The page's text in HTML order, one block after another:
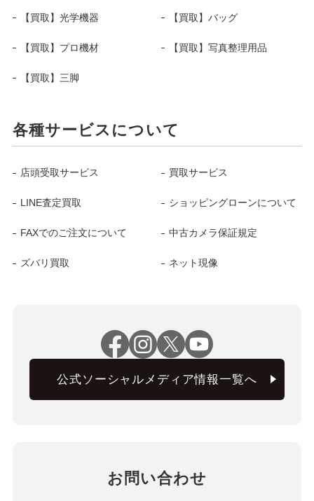
【買取】光学機器 【買取】バッグ
【買取】プロ機材 【買取】写真整理用品
【買取】三脚
各種サービスについて
店頭受取サービス 買取サービス
LINE査定買取 ショッピングローンについて
FAXでのご注文について 中古カメラ保証規定
ズバリ買取 ネット現像
公式ソーシャルメディア情報一覧へ
お問い合わせ